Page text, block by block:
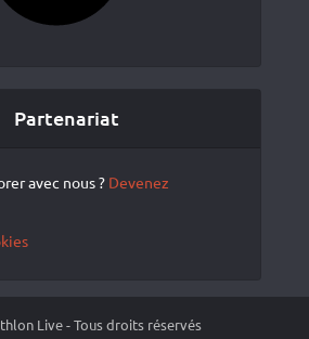
Partenariat
avec nous ? Devenez
Live - Tous droits réservés